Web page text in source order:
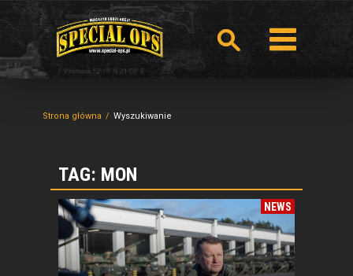
Strona główna Wyszukiwanie
TAG: MON
NEWS